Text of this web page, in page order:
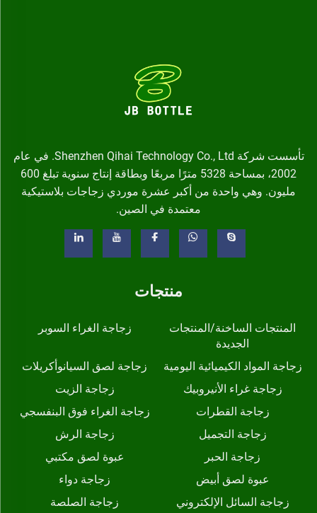
تأسست شركة Shenzhen Qihai Technology Co., Ltd. في عام
2002، بمساحة 5328 مترًا مربعًا وبطاقة إنتاج سنوية تبلغ 600
مليون. وهي واحدة من أكبر عشرة موردي زجاجات بلاستيكية
معتمدة في الصين.
منتجات
المنتجات الساخنة/المنتجات
الجديدة
زجاجة الغراء السوبر
زجاجة المواد الكيميائية اليومية
زجاجة لصق السيانوأكريلات
زجاجة غراء الأنيروبيك
زجاجة الزيت
زجاجة القطرات
زجاجة الغراء فوق البنفسجي
زجاجة التجميل
زجاجة الرش
زجاجة الحبر
عبوة لصق مكتبي
عبوة لصق أبيض
زجاجة دواء
زجاجة السائل الإلكتروني
زجاجة الصلصة